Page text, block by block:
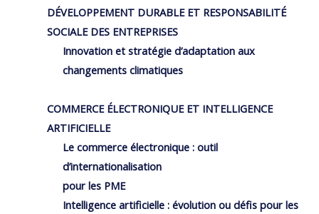
DÉVELOPPEMENT DURABLE ET RESPONSABILITÉ
SOCIALE DES ENTREPRISES
Innovation et stratégie d’adaptation aux
changements climatiques
COMMERCE ÉLECTRONIQUE ET INTELLIGENCE
ARTIFICIELLE
Le commerce électronique : outil
d’internationalisation
pour les PME
Intelligence artificielle : évolution ou défis pour les